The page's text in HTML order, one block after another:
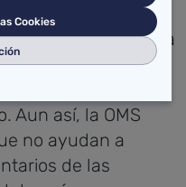
no exceder los 25
al día.La
ya
que,
Aun así, la OMS
no ayudan a
de las
Cookies